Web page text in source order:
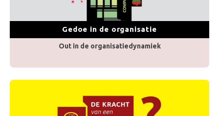
Gedoe in de organisatie
Out in de organisatiedynamiek